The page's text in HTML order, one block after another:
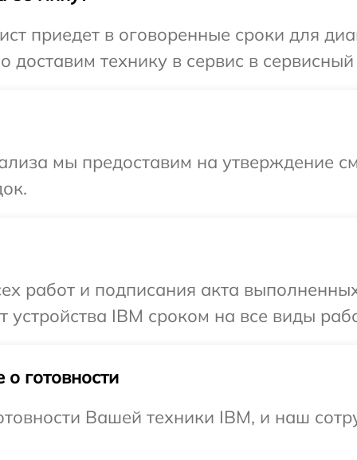
приедет в оговоренные сроки для
доставим технику в сервис в
мы предоставим на утверждение
работ и подписания акта
устройства IBM сроком на все виды
готовности
Вашей техники IBM, и наш